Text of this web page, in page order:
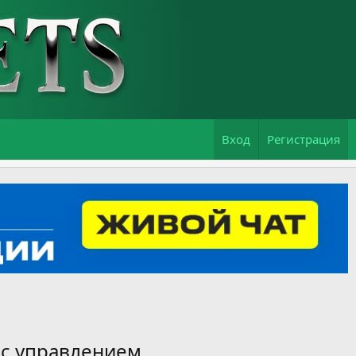
Вход Регистрация